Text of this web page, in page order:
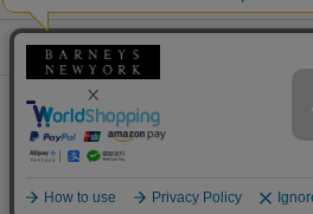
サービス
Barneys Japan. all